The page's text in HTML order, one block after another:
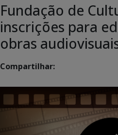
Fundação de
inscrições para
obras
Compartilhar: